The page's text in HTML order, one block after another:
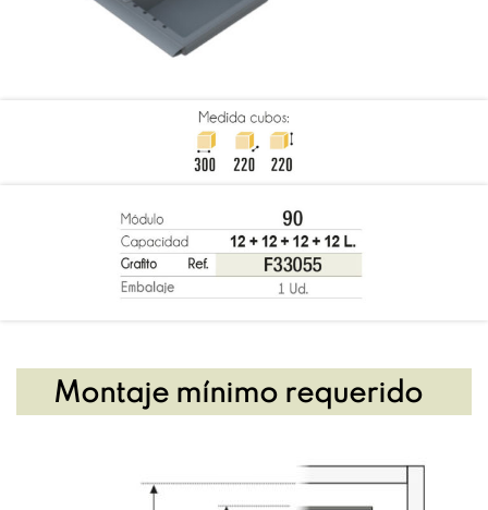
Montaje mínimo requerido